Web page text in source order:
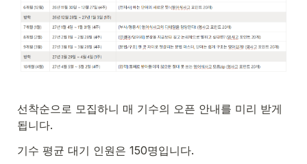
선착순으로 모집하니 매 기수의 오픈 안내를 미리 받게
됩니다.
기수 평균 대기 인원은 150명입니다.